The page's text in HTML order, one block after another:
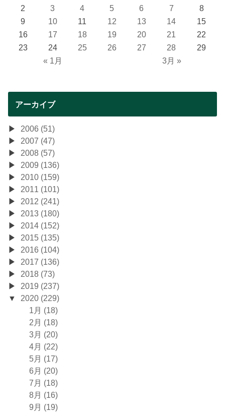
« 1月 3月 »
2
3 4 5 6 7
8
9
10 11 12 13 14
15
16
17 18 19 20 21
22
23
24 25 26 27 28 29
アーカイブ
2006 (51)
2007 (47)
2008 (57)
2009 (136)
2010 (159)
2011 (101)
2012 (241)
2013 (180)
2014 (152)
2015 (135)
2016 (104)
2017 (136)
2018 (73)
2019 (237)
2020 (229)
1月 (18)
2月 (18)
3月 (20)
4月 (22)
5月 (17)
6月 (20)
7月 (18)
8月 (16)
9月 (19)